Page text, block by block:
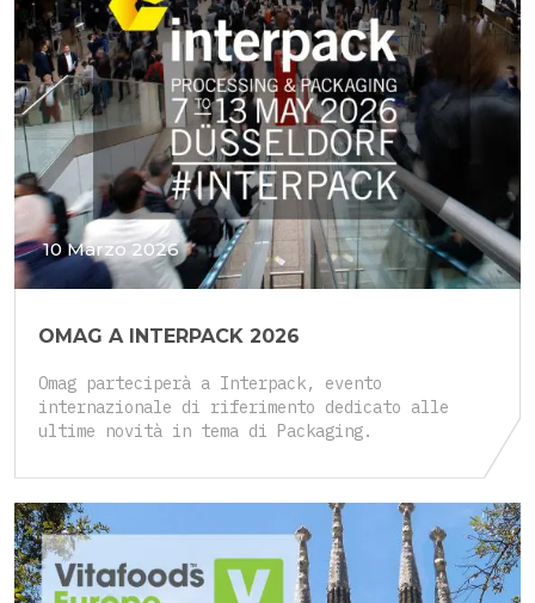
10 Marzo 2026
OMAG A INTERPACK 2026
Omag parteciperà a Interpack, evento
internazionale di riferimento dedicato alle
ultime novità in tema di Packaging.